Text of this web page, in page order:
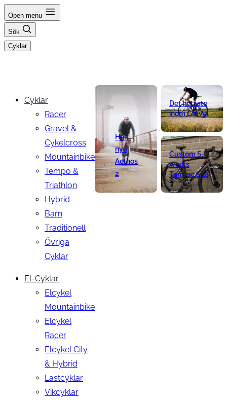
Hoppa
till
innehåll
Open menu
Sök
Cyklar
Cyklar
Racer
Gravel &
Cykelcross
Mountainbike
Tempo &
Triathlon
Hybrid
Barn
Traditionell
Övriga
Cyklar
El-Cyklar
Elcykel
Mountainbike
Elcykel
Racer
Elcykel City
& Hybrid
Lastcyklar
Vikcyklar
Helt
nya
Aethos
2
Det hetaste
inom Gravel
Custom S-
works
Tarmac SL8